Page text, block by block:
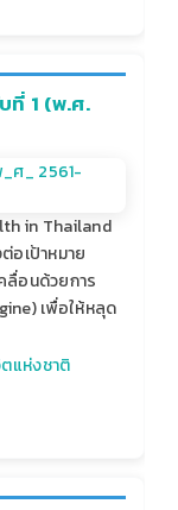
1 (พ.ศ.
in Thailand
เป้าหมาย
ลื่อนด้วยการ
เพื่อให้หลุด
แห่งชาติ